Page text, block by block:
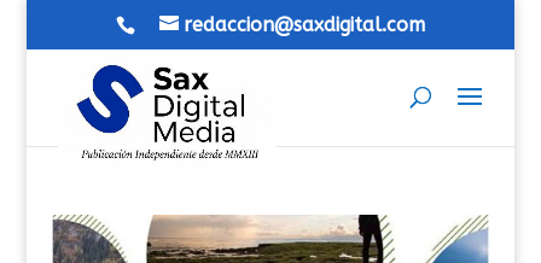
redaccion@saxdigital.com